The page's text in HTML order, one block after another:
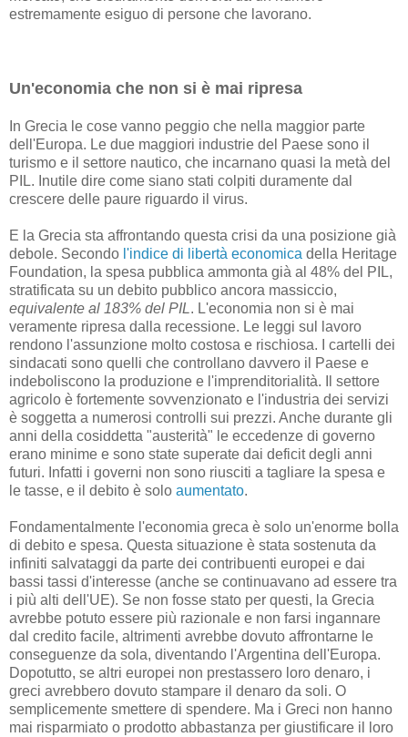
estremamente esiguo di persone che lavorano.
Un'economia che non si è mai ripresa
In Grecia le cose vanno peggio che nella maggior parte
dell'Europa. Le due maggiori industrie del Paese sono il
turismo e il settore nautico, che incarnano quasi la metà del
PIL. Inutile dire come siano stati colpiti duramente dal
crescere delle paure riguardo il virus.
E la Grecia sta affrontando questa crisi da una posizione già
debole. Secondo l'indice di libertà economica della Heritage
Foundation, la spesa pubblica ammonta già al 48% del PIL,
stratificata su un debito pubblico ancora massiccio,
equivalente al 183% del PIL. L'economia non si è mai
veramente ripresa dalla recessione. Le leggi sul lavoro
rendono l'assunzione molto costosa e rischiosa. I cartelli dei
sindacati sono quelli che controllano davvero il Paese e
indeboliscono la produzione e l'imprenditorialità. Il settore
agricolo è fortemente sovvenzionato e l'industria dei servizi
è soggetta a numerosi controlli sui prezzi. Anche durante gli
anni della cosiddetta "austerità" le eccedenze di governo
erano minime e sono state superate dai deficit degli anni
futuri. Infatti i governi non sono riusciti a tagliare la spesa e
le tasse, e il ​​debito è solo aumentato.
Fondamentalmente l'economia greca è solo un'enorme bolla
di debito e spesa. Questa situazione è stata sostenuta da
infiniti salvataggi da parte dei contribuenti europei e dai
bassi tassi d'interesse (anche se continuavano ad essere tra
i più alti dell'UE). Se non fosse stato per questi, la Grecia
avrebbe potuto essere più razionale e non farsi ingannare
dal credito facile, altrimenti avrebbe dovuto affrontarne le
conseguenze da sola, diventando l'Argentina dell'Europa.
Dopotutto, se altri europei non prestassero loro denaro, i
greci avrebbero dovuto stampare il denaro da soli. O
semplicemente smettere di spendere. Ma i Greci non hanno
mai risparmiato o prodotto abbastanza per giustificare il loro